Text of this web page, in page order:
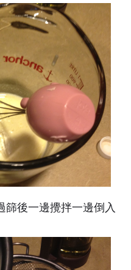
篩後一邊攪拌一邊倒入